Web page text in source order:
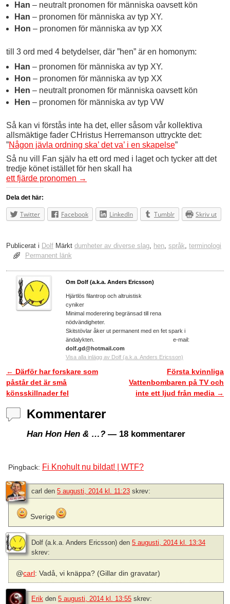
Han – neutralt pronomen för människa oavsett kön
Han – pronomen för människa av typ XY.
Hon – pronomen för människa av typ XX
till 3 ord med 4 betydelser, där ”hen” är en homonym:
Han – pronomen för människa av typ XY.
Hon – pronomen för människa av typ XX
Hen – neutralt pronomen för människa oavsett kön
Hen – pronomen för människa av typ VW
Så kan vi förstås inte ha det, eller såsom vår kollektiva
allsmäktige fader CHristus Herremanson uttryckte det:
”Någon jävla ordning ska’ det va’ i en skapelse”
Så nu vill Fan själv ha ett ord med i laget och tycker att det
tredje könet istället för hen skall ha
ett fjärde pronomen →
Dela det här:
Twitter Facebook LinkedIn Tumblr Skriv ut
Publicerat i Dolf Märkt dumheter av diverse slag hen språk terminologi
Permanent länk
Om Dolf (a.k.a. Anders Ericsson)
Hjärtlös filantrop och altruistisk
cyniker
Minimal moderering begränsad till rena
nödvändigheter.
Skitstövlar åker ut permanent med en fet spark i
ändalykten. e-mail:
dolf.gd@hotmail.com
Visa alla inlägg av Dolf (a.k.a. Anders Ericsson)
Inläggsnavigering
← Därför har forskare som
påstår det är små
könsskillnader fel
Första kvinnliga
Vattenbombaren på TV och
inte ett ljud från media →
Kommentarer
Han Hon Hen & …? — 18 kommentarer
Pingback: Fi Knohult nu bildat! | WTF?
carl den 5 augusti, 2014 kl. 11:23 skrev:
Sverige
Dolf (a.k.a. Anders Ericsson) den 5 augusti, 2014 kl. 13:34
skrev:
@carl: Vadå, vi knäppa? (Gillar din gravatar)
Erik den 5 augusti, 2014 kl. 13:55 skrev: